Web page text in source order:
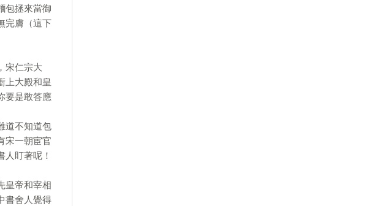
包拯來當御
完膚（這下
宋仁宗大
上大殿和皇
要是敢答應
道不知道包
宋一朝宦官
盯著呢！
皇帝和宰相
書舍人覺得